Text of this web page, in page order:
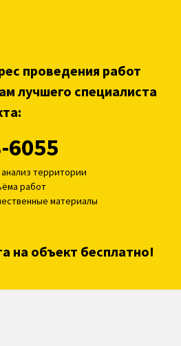
проведения работ
лучшего специалиста
6055
территории
работ
материалы
на объект бесплатно!